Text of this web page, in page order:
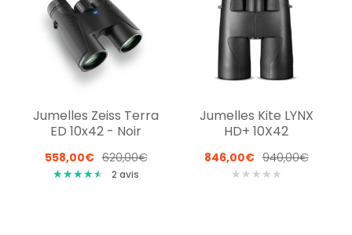
Jumelles Zeiss Terra
ED 10x42 - Noir
558,00€ 620,00€
★★★★★
★★★★★ 2 avis
Jumelles Kite LYNX
HD+ 10X42
846,00€ 940,00€
★ ★ ★ ★ ★